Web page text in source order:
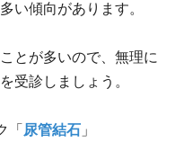
い傾向があります。
とが多いので、無理に
受診しましょう。
「 尿管結石 」